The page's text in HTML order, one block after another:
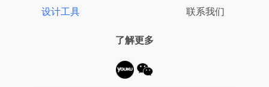
设计工具 联系我们
了解更多